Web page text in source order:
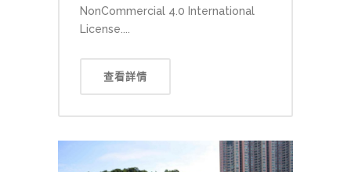
NonCommercial 4.0 International
License....
查看詳情